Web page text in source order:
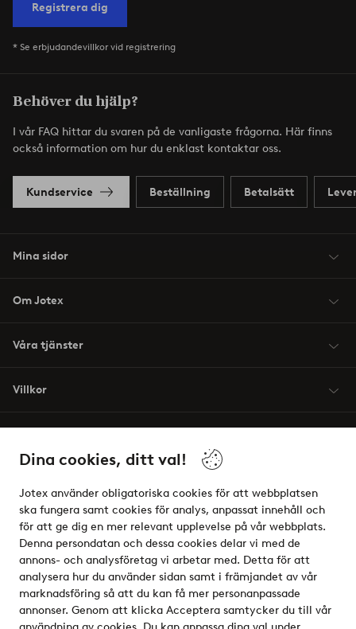
Dina cookies, ditt val!
Jotex använder obligatoriska cookies för att webbplatsen
ska fungera samt cookies för analys, anpassat innehåll och
för att ge dig en mer relevant upplevelse på vår webbplats.
Denna persondatan och dessa cookies delar vi med de
annons- och analysföretag vi arbetar med. Detta för att
analysera hur du använder sidan samt i främjandet av vår
marknadsföring så att du kan få mer personanpassade
annonser. Genom att klicka Acceptera samtycker du till vår
Registrera dig
* Se erbjudandevillkor vid registrering
Behöver du hjälp?
I vår FAQ hittar du svaren på de vanligaste frågorna. Här finns
också information om hur du enklast kontaktar oss.
Kundservice Beställning Betalsätt
Mina sidor
Om Jotex
Våra tjänster
Villkor
Säkra betalningar - Betala direkt eller dela upp
Vill du veta mer om våra betalalternativ?
elpy